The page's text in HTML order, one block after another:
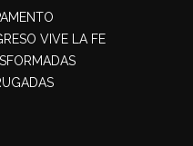
VIVE LA FE